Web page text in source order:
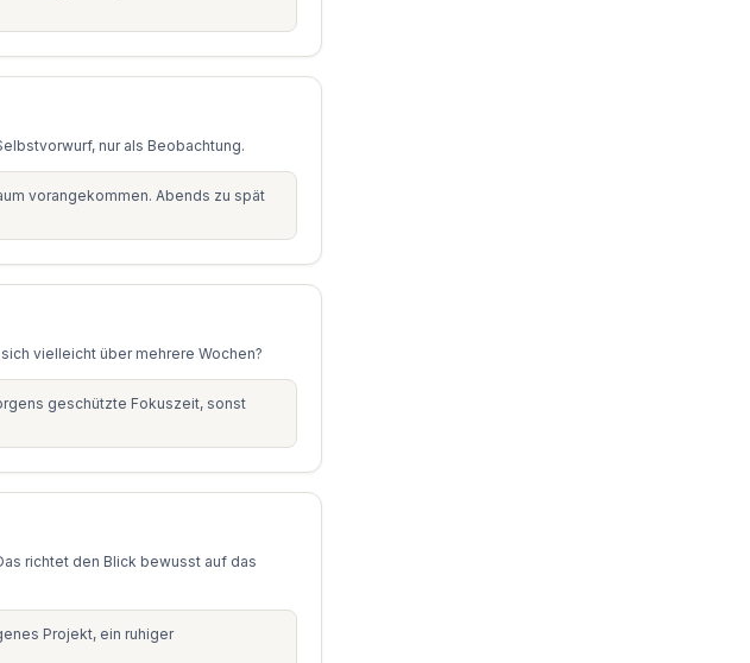
nur als Beobachtung.
vorangekommen. Abends zu spät
vielleicht über mehrere Wochen?
geschützte Fokuszeit, sonst
richtet den Blick bewusst auf das
Projekt, ein ruhiger